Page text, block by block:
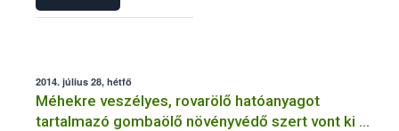
2014. július 28, hétfő
Méhekre veszélyes, rovarölő hatóanyagot
tartalmazó gombaölő növényvédő szert vont ki a